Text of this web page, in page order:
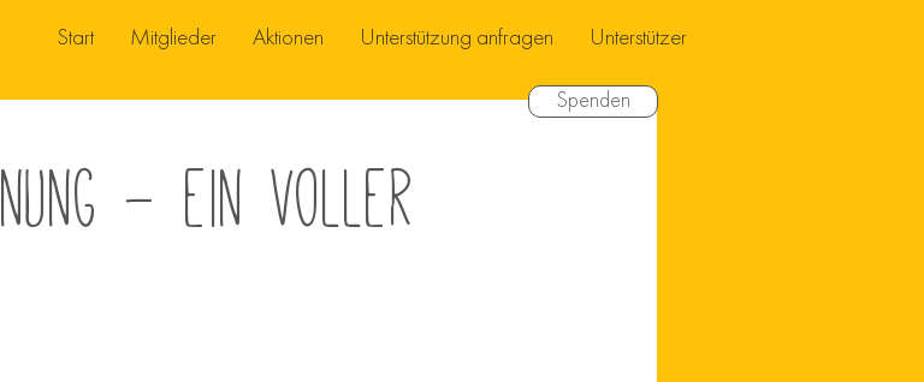
Start Mitglieder Aktionen Unterstützung anfragen Unterstützer
Spenden
- ein voller